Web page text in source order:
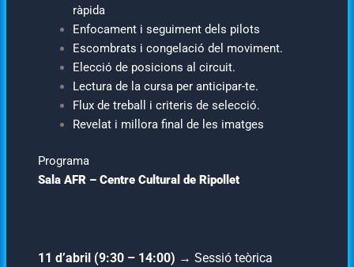
ràpida
Enfocament i seguiment dels pilots
Escombrats i congelació del moviment.
Elecció de posicions al circuit.
Lectura de la cursa per anticipar-te.
Flux de treball i criteris de selecció.
Revelat i millora final de les imatges
Programa
Sala AFR – Centre Cultural de Ripollet
11 d’abril (9:30 – 14:00) → Sessió teòrica